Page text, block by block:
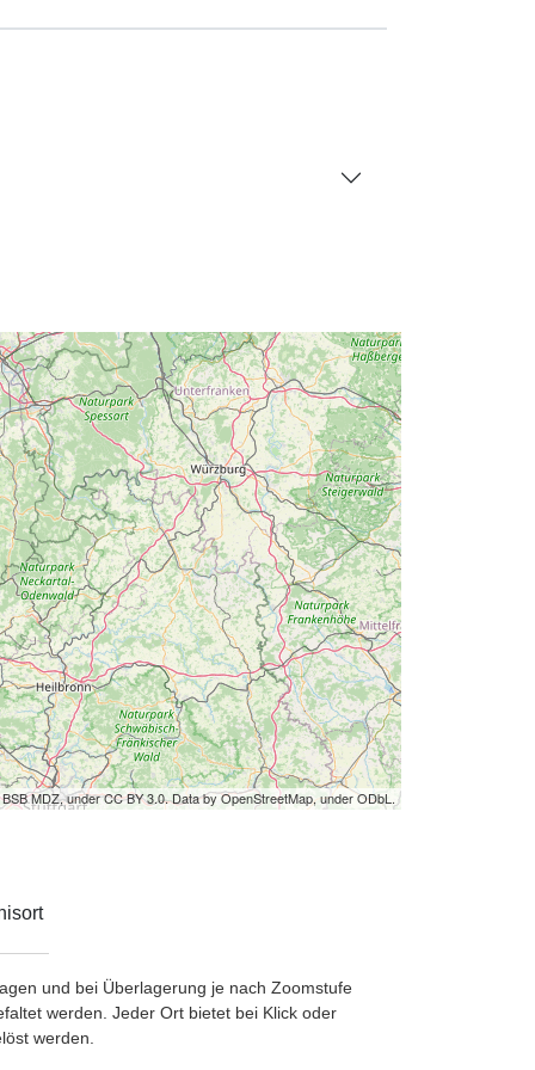
MDZ, under CC BY 3.0. Data by OpenStreetMap, under ODbL.
und bei Überlagerung je nach Zoomstufe
werden. Jeder Ort bietet bei Klick oder
werden.